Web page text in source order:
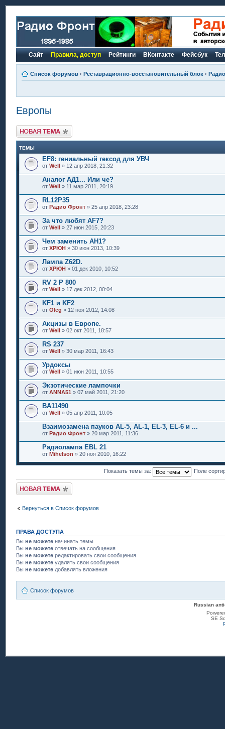
Сайт Правила, доступ Рейтинги ВКонтакте Фейсбук
Список форумов ‹ Реставрационно-восстановительный блок ‹
Европы
Новая тема
ТЕМЫ
EF8: гениальный гексод для УВЧ
от Well » 12 апр 2018, 21:32
Аналог АД1... Или че?
от Well » 11 мар 2011, 20:19
RL12P35
от Радио Фронт » 25 апр 2018, 23:28
За что любят AF7?
от Well » 27 июн 2015, 20:23
Чем заменить АН1?
от ХРЮН » 30 июн 2013, 10:39
Лампа Z62D.
от ХРЮН » 01 дек 2010, 10:52
RV 2 P 800
от Well » 17 дек 2012, 00:04
KF1 и KF2
от Oleg » 12 ноя 2012, 14:08
Акцизы в Европе.
от Well » 02 окт 2011, 18:57
RS 237
от Well » 30 мар 2011, 16:43
Урдоксы
от Well » 01 июн 2011, 10:55
Экзотические лампочки
от ANNA51 » 07 май 2011, 21:20
BA11490
от Well » 05 апр 2011, 10:05
Взаимозамена пауков AL-5, AL-1, EL-3, EL-6 и ...
от Радио Фронт » 20 мар 2011, 11:36
Радиолампа EBL 21
от Mihelson » 20 ноя 2010, 16:22
Показать темы за: Поле
Новая тема
Вернуться в Список форумов
ПРАВА ДОСТУПА
Вы не можете начинать темы
Вы не можете отвечать на сообщения
Вы не можете редактировать свои сообщения
Вы не можете удалять свои сообщения
Вы не можете добавлять вложения
Список форумов
Russian
SE